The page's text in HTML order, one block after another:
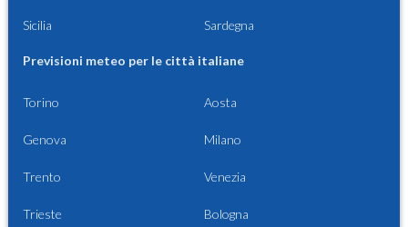
Sicilia Sardegna
Previsioni meteo per le città italiane
Torino Aosta
Genova Milano
Trento Venezia
Trieste Bologna